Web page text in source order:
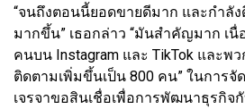
“จนถึงตอนนี้ยอดขายดีมาก และกำลั
มากขึ้น” เธอกล่าว “มันสำคัญมาก เ
คนบน Instagram และ TikTok และพ
ติดตามเพิ่มขึ้นเป็น 800 คน” ในการจั
เจรจาขอสินเชื่อเพื่อการพัฒนาธุรกิจกั